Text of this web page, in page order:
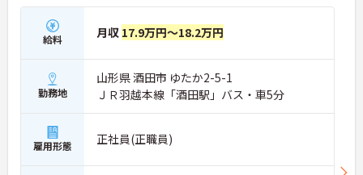
給料 月収 17.9万円～18.2万円
勤務地
山形県 酒田市 ゆたか2-5-1
ＪＲ羽越本線「酒田駅」バス・車5分
雇用形態 正社員(正職員)